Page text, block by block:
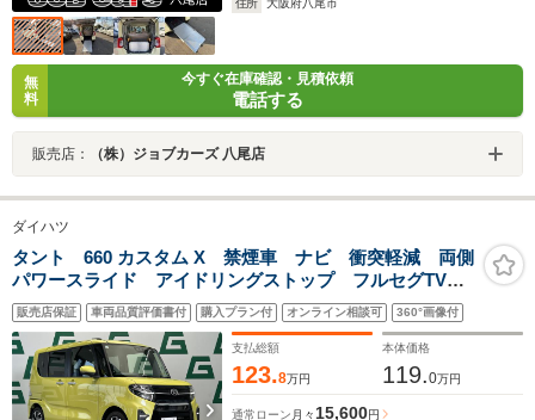
住所
大阪府八尾市
無
料
今すぐ在庫確認・見積依頼
電話する
販売店： （株）ジョブカーズ 八尾店
ダイハツ
タント 660 カスタム X 禁煙車 ナビ 衝突軽減 両側
パワースライド アイドリングストップ フルセグTV
Bluetooth コーナーセンサー LEDヘッドライト オー
トマチックハイビーム 純正アルミホイール ステリ
モ ETC
販売店保証 車両品質評価書付 購入プラン付 オンライン相談可 360°画像付
支払総額
123.8万円
本体価格
119.0万円
通常ローン 月々 15,600円